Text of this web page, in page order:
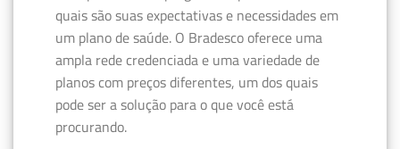
quais são suas expectativas e necessidades em
um plano de saúde. O Bradesco oferece uma
ampla rede credenciada e uma variedade de
planos com preços diferentes, um dos quais
pode ser a solução para o que você está
procurando.